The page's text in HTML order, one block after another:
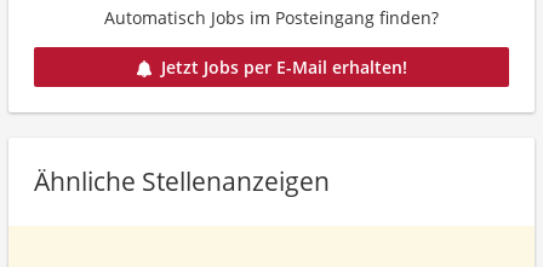
Automatisch Jobs im Posteingang finden?
Jetzt Jobs per E-Mail erhalten!
Ähnliche Stellenanzeigen